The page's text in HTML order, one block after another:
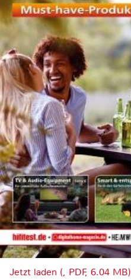
Jetzt laden (, PDF, 6.04 MB)